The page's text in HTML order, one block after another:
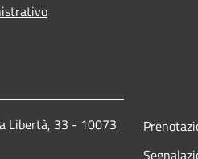
Libertà, 33 - 10073